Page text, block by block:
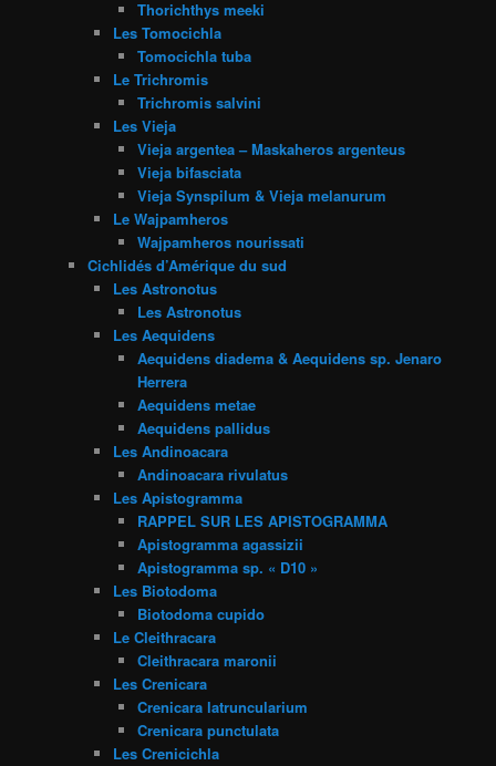
Thorichthys meeki
Les Tomocichla
Tomocichla tuba
Le Trichromis
Trichromis salvini
Les Vieja
Vieja argentea – Maskaheros argenteus
Vieja bifasciata
Vieja Synspilum & Vieja melanurum
Le Wajpamheros
Wajpamheros nourissati
Cichlidés d’Amérique du sud
Les Astronotus
Les Astronotus
Les Aequidens
Aequidens diadema & Aequidens sp. Jenaro
Herrera
Aequidens metae
Aequidens pallidus
Les Andinoacara
Andinoacara rivulatus
Les Apistogramma
RAPPEL SUR LES APISTOGRAMMA
Apistogramma agassizii
Apistogramma sp. « D10 »
Les Biotodoma
Biotodoma cupido
Le Cleithracara
Cleithracara maronii
Les Crenicara
Crenicara latruncularium
Crenicara punctulata
Les Crenicichla